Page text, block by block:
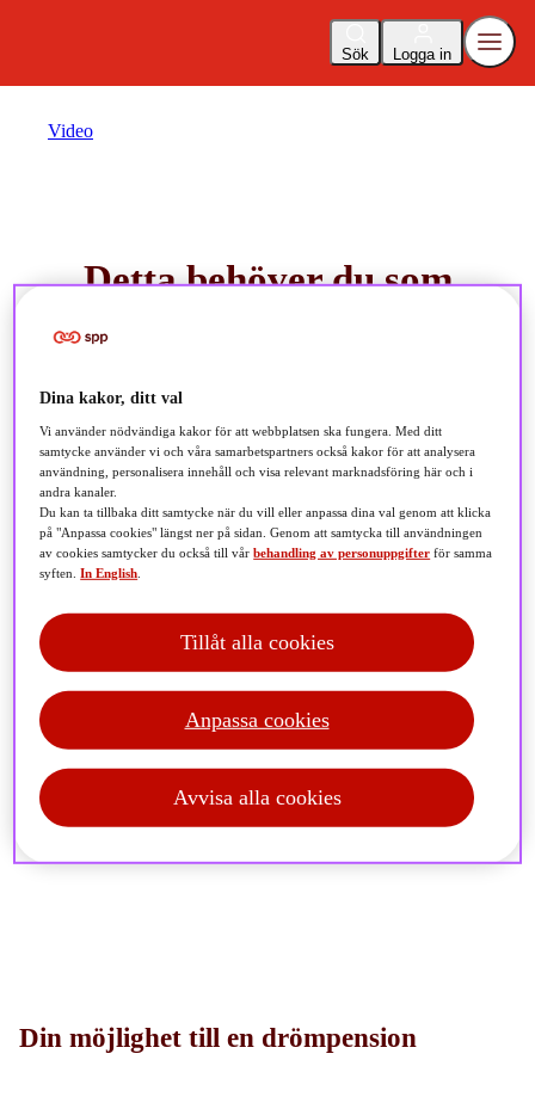
Sök Logga in
Video
Detta behöver du som
företagare veta om
22 juni 2023
cirka 3 minuters lästid
Din möjlighet till en drömpension
Dina kakor, ditt val
Vi använder nödvändiga kakor för att webbplatsen ska fungera. Med ditt
samtycke använder vi och våra samarbetspartners också kakor för att analysera
användning, personalisera innehåll och visa relevant marknadsföring här och i
andra kanaler.
Du kan ta tillbaka ditt samtycke när du vill eller anpassa dina val genom att klicka
på "Anpassa cookies" längst ner på sidan. Genom att samtycka till användningen
av cookies samtycker du också till vårbehandling av personuppgifter för samma
syften.In English
Anpassa cookies
Avvisa alla cookies
Tillåt alla cookies